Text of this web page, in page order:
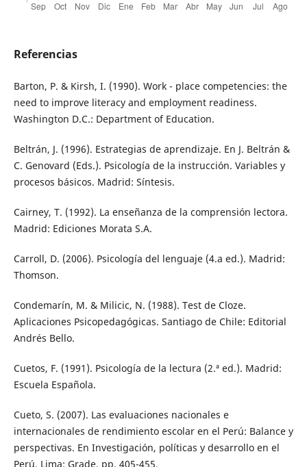
Referencias
Barton, P. & Kirsh, I. (1990). Work - place competencies: the
need to improve literacy and employment readiness.
Washington D.C.: Department of Education.
Beltrán, J. (1996). Estrategias de aprendizaje. En J. Beltrán &
C. Genovard (Eds.). Psicología de la instrucción. Variables y
procesos básicos. Madrid: Síntesis.
Cairney, T. (1992). La enseñanza de la comprensión lectora.
Madrid: Ediciones Morata S.A.
Carroll, D. (2006). Psicología del lenguaje (4.a ed.). Madrid:
Thomson.
Condemarín, M. & Milicic, N. (1988). Test de Cloze.
Aplicaciones Psicopedagógicas. Santiago de Chile: Editorial
Andrés Bello.
Cuetos, F. (1991). Psicología de la lectura (2.ª ed.). Madrid:
Escuela Española.
Cueto, S. (2007). Las evaluaciones nacionales e
internacionales de rendimiento escolar en el Perú: Balance y
perspectivas. En Investigación, políticas y desarrollo en el
Perú. Lima: Grade, pp. 405-455.